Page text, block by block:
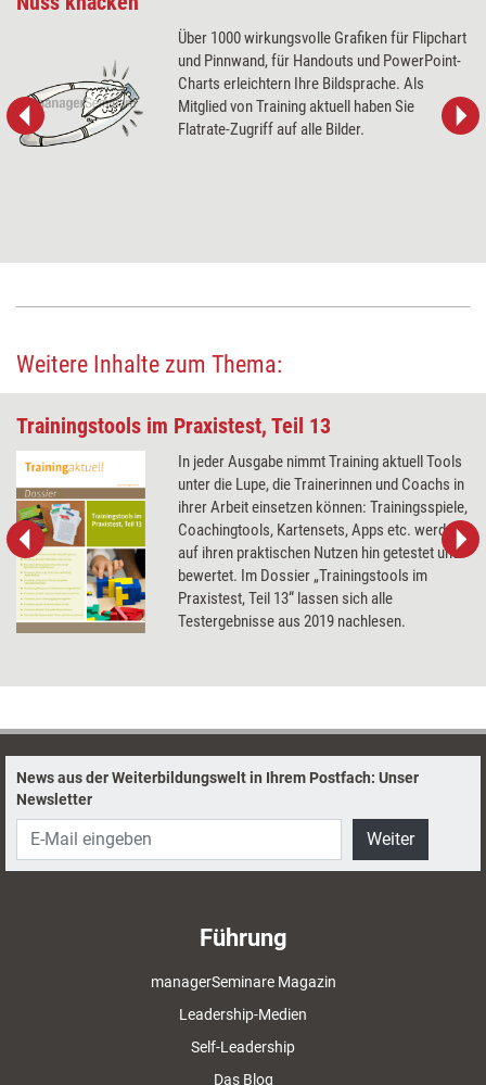
Über 1000 wirkungsvolle Grafiken für Flipchart
und Pinnwand, für Handouts und PowerPoint-
Charts erleichtern Ihre Bildsprache. Als
Mitglied von Training aktuell haben Sie
Flatrate-Zugriff auf alle Bilder.
Weitere Inhalte zum Thema:
Trainingstools im Praxistest, Teil 13
In jeder Ausgabe nimmt Training aktuell Tools
unter die Lupe, die Trainerinnen und Coachs in
ihrer Arbeit einsetzen können: Trainingsspiele,
Coachingtools, Kartensets, Apps etc. werden
auf ihren praktischen Nutzen hin getestet und
bewertet. Im Dossier „Trainingstools im
Praxistest, Teil 13“ lassen sich alle
Testergebnisse aus 2019 nachlesen.
News aus der Weiterbildungswelt in Ihrem Postfach: Unser
Newsletter
Weiter
Führung
managerSeminare Magazin
Leadership-Medien
Self-Leadership
Das Blog